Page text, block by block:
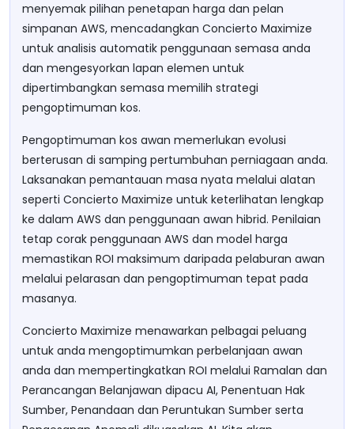
menyemak pilihan penetapan harga dan pelan
simpanan AWS, mencadangkan Concierto Maximize
untuk analisis automatik penggunaan semasa anda
dan mengesyorkan lapan elemen untuk
dipertimbangkan semasa memilih strategi
pengoptimuman kos.
Pengoptimuman kos awan memerlukan evolusi
berterusan di samping pertumbuhan perniagaan anda.
Laksanakan pemantauan masa nyata melalui alatan
seperti Concierto Maximize untuk keterlihatan lengkap
ke dalam AWS dan penggunaan awan hibrid. Penilaian
tetap corak penggunaan AWS dan model harga
memastikan ROI maksimum daripada pelaburan awan
melalui pelarasan dan pengoptimuman tepat pada
masanya.
Concierto Maximize menawarkan pelbagai peluang
untuk anda mengoptimumkan perbelanjaan awan
anda dan mempertingkatkan ROI melalui Ramalan dan
Perancangan Belanjawan dipacu AI, Penentuan Hak
Sumber, Penandaan dan Peruntukan Sumber serta